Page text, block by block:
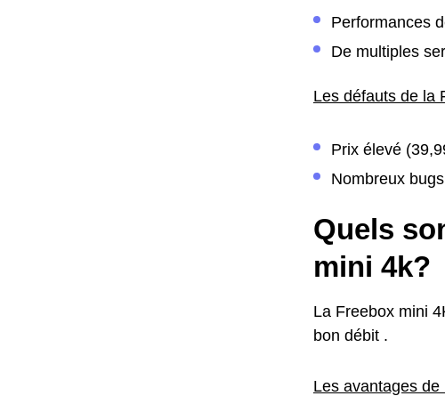
Performances
De multiples
Les défauts de la
Prix élevé
Nombreux bugs
Quels
mini 4k?
La Freebox mini
bon débit .
Les avantages